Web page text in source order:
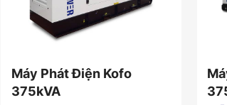
Máy Phát Điện Kofo
375kVA